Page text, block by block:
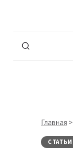
Главная >
СТАТЬИ